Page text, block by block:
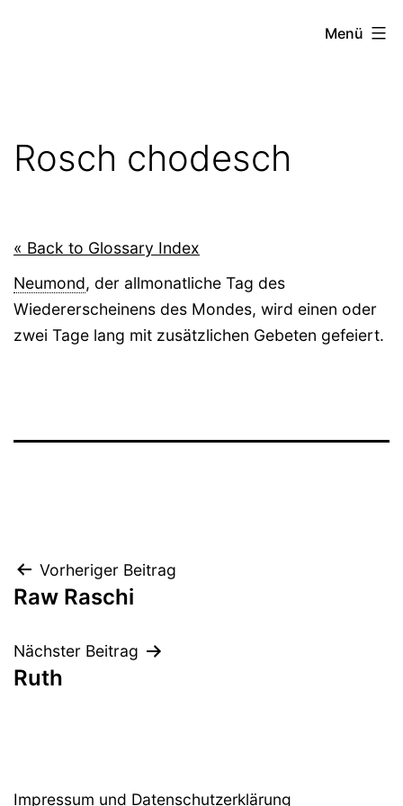
Menü
Rosch chodesch
« Back to Glossary Index
Neumond, der allmonatliche Tag des
Wiedererscheinens des Mondes, wird einen oder
zwei Tage lang mit zusätzlichen Gebeten gefeiert.
Beitragsnavigation
Vorheriger Beitrag
Raw Raschi
Nächster Beitrag
Ruth
Impressum und Datenschutzerklärung